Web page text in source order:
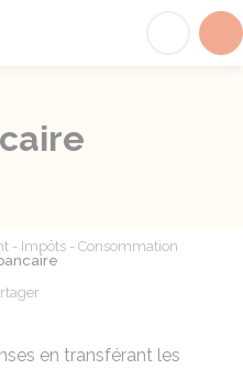
- Impôts - Consommation
en transférant les